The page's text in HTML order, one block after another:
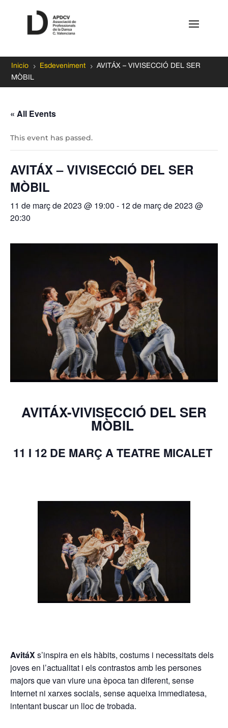
Inicio 5 Esdeveniment 5
AVITÁX – VIVISECCIÓ DEL SER
MÒBIL
« All Events
This event has passed.
AVITÁX – VIVISECCIÓ DEL SER
MÒBIL
11 de març de 2023 @ 19:00 - 12 de març de 2023 @
20:30
AVITÁX-VIVISECCIÓ DEL SER
MÒBIL
11 I 12 DE MARÇ A TEATRE MICALET
AvitáX s’inspira en els hàbits, costums i necessitats dels
joves en l’actualitat i els contrastos amb les persones
majors que van viure una època tan diferent, sense
Internet ni xarxes socials, sense aqueixa immediatesa,
intentant buscar un lloc de trobada.